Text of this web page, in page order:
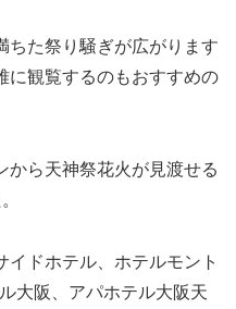
ちた祭り騒ぎが広がります
に観覧するのもおすすめの
から天神祭花火が見渡せる
ドホテル、ホテルモント
大阪、アパホテル大阪天